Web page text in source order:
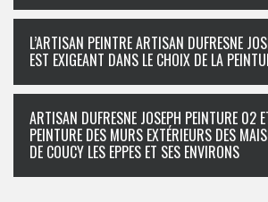
L’ARTISAN PEINTRE ARTISAN DUFRESNE
EST EXIGEANT DANS LE CHOIX DE LA
ARTISAN DUFRESNE JOSEPH PEINTURE 02
PEINTURE DES MURS EXTÉRIEURS DES
DE COUCY LES EPPES ET SES ENVIRONS